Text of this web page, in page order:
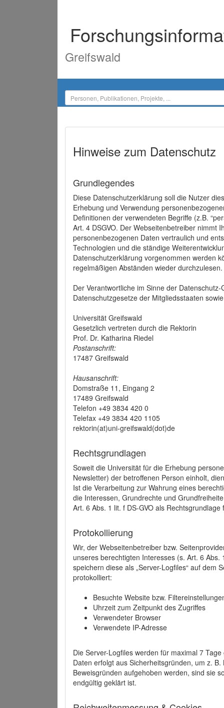
Greifswald
Hinweise zum Datenschutz
Grundlegendes
Diese Datenschutzerklärung soll die Nutzer
Erhebung und Verwendung
Definitionen der verwendeten Begriffe (z.B.
Art. 4 DSGVO. Der Webseitenbetreiber nimmt
personenbezogenen Daten vertraulich und
Technologien und die ständige
Datenschutzerklärung vorgenommen werden
regelmäßigen Abständen wieder durchzulesen.
Der Verantwortliche im Sinne der
Datenschutzgesetze der Mitgliedsstaaten
Universität Greifswald
Gesetzlich vertreten durch die Rektorin
Prof. Dr. Katharina Riedel
Postanschrift:
17487 Greifswald
Hausanschrift:
Domstraße 11, Eingang 2
17489 Greifswald
Telefon +49 3834 420 0
Telefax +49 3834 420 1105
rektorin(at)uni-greifswald(dot)de
Rechtsgrundlagen
Soweit die Universität für die Erhebung
Newsletter) der betroffenen Person einholt,
Ist die Verarbeitung zur Wahrung eines
die Interessen, Grundrechte und
Art. 6 Abs. 1 lit. f DS-GVO als
Protokollierung
Wir, der Webseitenbetreiber bzw.
unseres berechtigten Interesses (s. Art. 6
speichern diese als „Server-Logfiles“ auf dem
protokolliert:
Besuchte Website bzw.
Uhrzeit zum Zeitpunkt des Zugriffes
Verwendeter Browser
Verwendete IP-Adresse
Die Server-Logfiles werden für maximal 7
Daten erfolgt aus Sicherheitsgründen, um z.
Beweisgründen aufgehoben werden, sind sie
endgültig geklärt ist.